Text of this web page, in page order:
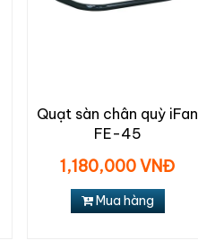
Quạt sàn chân quỳ iFan
FE-45
1,180,000 VNĐ
Mua hàng